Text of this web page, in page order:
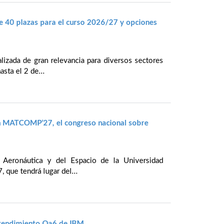
40 plazas para el curso 2026/27 y opciones
de gran relevancia para diversos sectores
el 2 de...
el congreso nacional sobre
Aeronáutica y del Espacio de la Universidad
que tendrá lugar del...